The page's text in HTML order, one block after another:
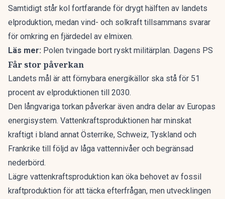
Samtidigt står kol fortfarande för drygt hälften av landets
elproduktion, medan vind- och solkraft tillsammans svarar
för omkring en fjärdedel av elmixen.
Läs mer: Polen tvingade bort ryskt militärplan. Dagens PS
Får stor påverkan
Landets mål är att förnybara energikällor ska stå för 51
procent av elproduktionen till 2030.
Den långvariga torkan påverkar även andra delar av Europas
energisystem. Vattenkraftsproduktionen har minskat
kraftigt i bland annat Österrike, Schweiz, Tyskland och
Frankrike till följd av låga vattennivåer och begränsad
nederbörd.
Lägre vattenkraftsproduktion kan öka behovet av fossil
kraftproduktion för att täcka efterfrågan, men utvecklingen